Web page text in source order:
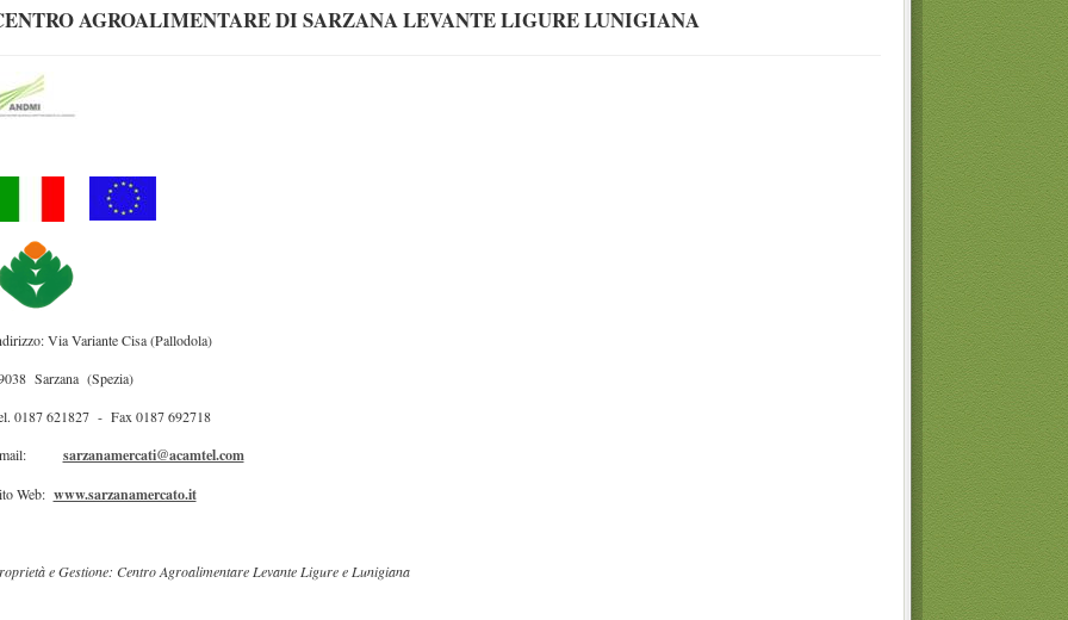
AGROALIMENTARE DI SARZANA LEVANTE LIGURE LUNIGIANA
Via Variante Cisa (Pallodola)
Sarzana (Spezia)
0187 621827 - Fax 0187 692718
sarzanamercati@acamtel.com
Web: www.sarzanamercato.it
e Gestione: Centro Agroalimentare Levante Ligure e Lunigiana